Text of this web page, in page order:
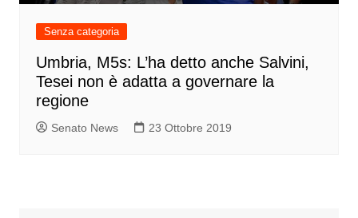
Senza categoria
Umbria, M5s: L’ha detto anche Salvini,
Tesei non è adatta a governare la
regione
Senato News 23 Ottobre 2019